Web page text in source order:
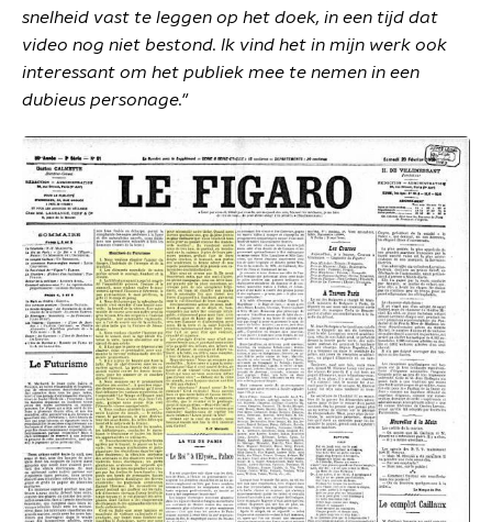
snelheid vast te leggen op het doek, in een tijd dat
video nog niet bestond. Ik vind het in mijn werk ook
interessant om het publiek mee te nemen in een
dubieus personage."